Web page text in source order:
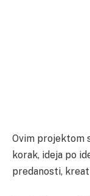
Ovim projektom
korak, ideja po
predanosti,